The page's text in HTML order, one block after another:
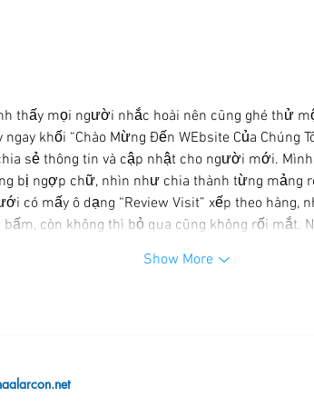
thấy mọi người nhắc hoài nên cũng ghé thử
ngay khối “Chào Mừng Đến WEbsite Của Chúng
sẻ thông tin và cập nhật cho người mới.
bị ngợp chữ, nhìn như chia thành từng mảng
có mấy ô dạng “Review Visit” xếp theo hàng,
còn không thì bỏ qua cũng không rối mắt.
Show More